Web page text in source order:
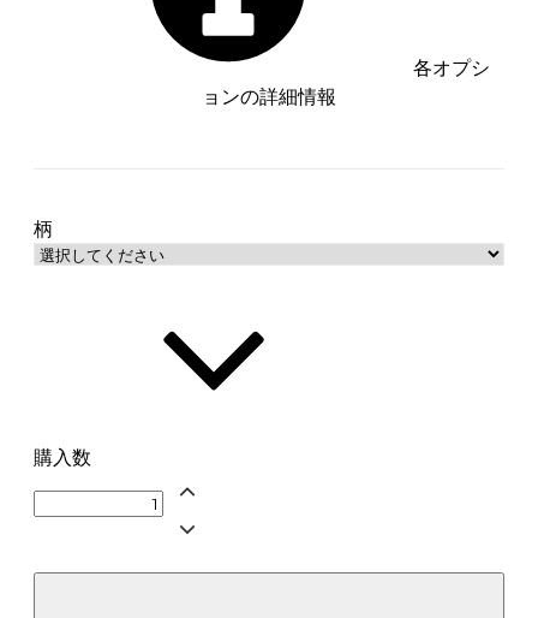
各オプシ
ョンの詳細情報
柄
購入数